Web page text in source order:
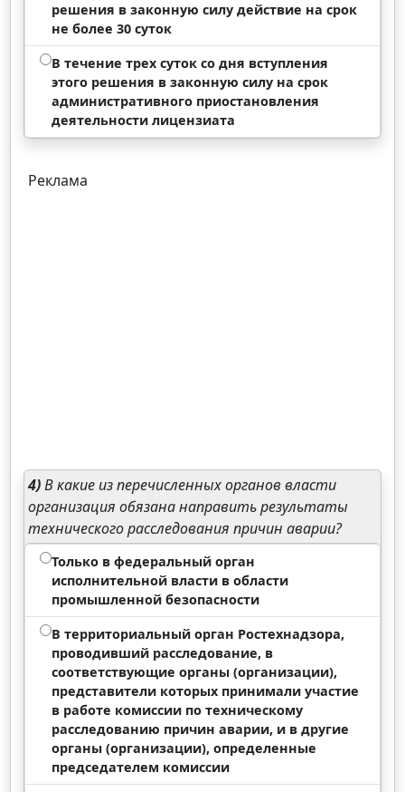
решения в законную силу действие на срок
не более 30 суток
В течение трех суток со дня вступления
этого решения в законную силу на срок
административного приостановления
деятельности лицензиата
Реклама
4)В какие из перечисленных органов власти
организация обязана направить результаты
технического расследования причин аварии?
Только в федеральный орган
исполнительной власти в области
промышленной безопасности
В территориальный орган Ростехнадзора,
проводивший расследование, в
соответствующие органы (организации),
представители которых принимали участие
в работе комиссии по техническому
расследованию причин аварии, и в другие
органы (организации), определенные
председателем комиссии